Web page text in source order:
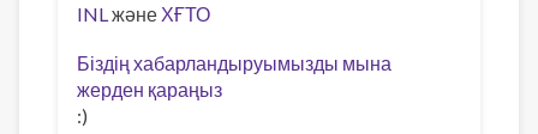
INLжәне ХҒТО
Біздің хабарландыруымызды мына
жерден қараңыз
:)